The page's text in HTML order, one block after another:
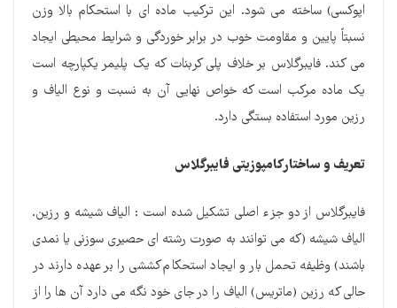
اپوکسی) ساخته می شود. این ترکیب ماده ای با استحکام بالا وزن
نسبتاً پایین و مقاومت خوب در برابر خوردگی و شرایط محیطی ایجاد
می کند. فایبرگلاس بر خلاف پلی کربنات که یک پلیمر یکپارچه است
یک ماده مرکب است که خواص نهایی آن به نسبت و نوع الیاف و
رزین مورد استفاده بستگی دارد.
تعریف و ساختار کامپوزیتی فایبرگلاس
فایبرگلاس از دو جزء اصلی تشکیل شده است : الیاف شیشه و رزین.
الیاف شیشه (که می توانند به صورت رشته ای حصیری سوزنی یا نمدی
باشند) وظیفه تحمل بار و ایجاد استحکام کششی را بر عهده دارند در
حالی که رزین (ماتریس) الیاف را در جای خود نگه می دارد آن ها را از